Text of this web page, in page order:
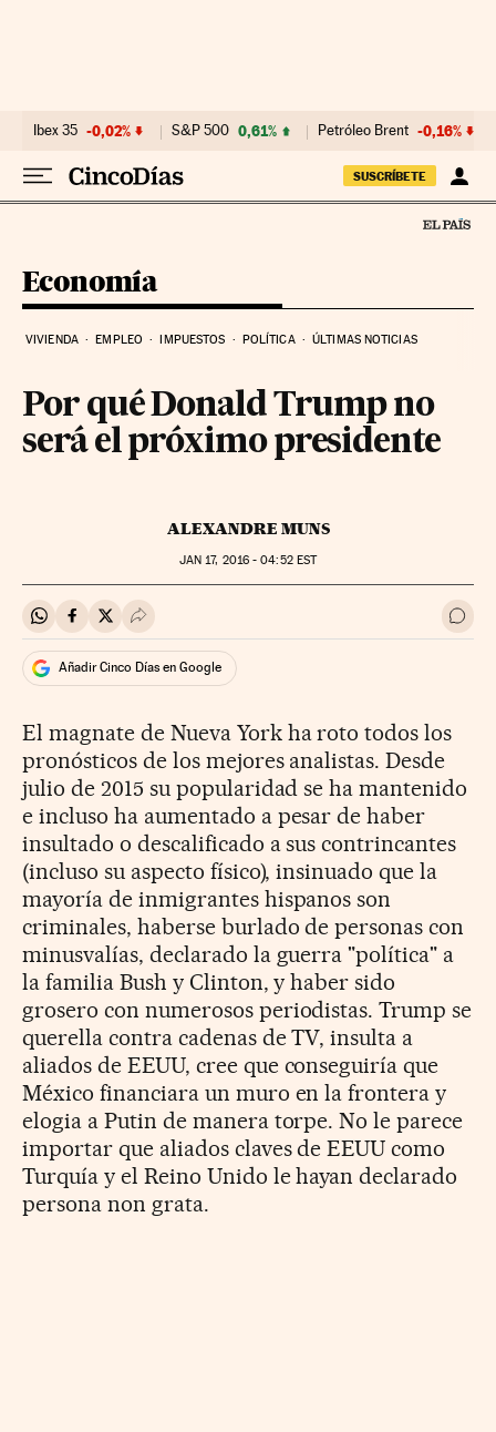
Ibex 35 -0,02% S&P 500 0,61% Petróleo Brent -0,16%
SUSCRÍBETE
Economía
VIVIENDA EMPLEO IMPUESTOS POLÍTICA ÚLTIMAS NOTICIAS
Por qué Donald Trump no
será el próximo presidente
ALEXANDRE MUNS
JAN 17, 2016 - 04:52EST
Compartir en Whatsapp
Compartir en Facebook
Compartir en Twitter
Desplegar Redes Sociales Ir a
Añadir Cinco Días en Google
El magnate de Nueva York ha roto todos los
pronósticos de los mejores analistas. Desde
julio de 2015 su popularidad se ha mantenido
e incluso ha aumentado a pesar de haber
insultado o descalificado a sus contrincantes
(incluso su aspecto físico), insinuado que la
mayoría de inmigrantes hispanos son
criminales, haberse burlado de personas con
minusvalías, declarado la guerra "política" a
la familia Bush y Clinton, y haber sido
grosero con numerosos periodistas. Trump se
querella contra cadenas de TV, insulta a
aliados de EEUU, cree que conseguiría que
México financiara un muro en la frontera y
elogia a Putin de manera torpe. No le parece
importar que aliados claves de EEUU como
Turquía y el Reino Unido le hayan declarado
persona non grata.